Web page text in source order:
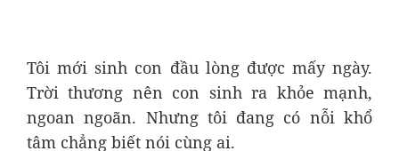
Tôi mới sinh con đầu lòng được mấy ngày.
Trời thương nên con sinh ra khỏe mạnh,
ngoan ngoãn. Nhưng tôi đang có nỗi khổ
tâm chẳng biết nói cùng ai.